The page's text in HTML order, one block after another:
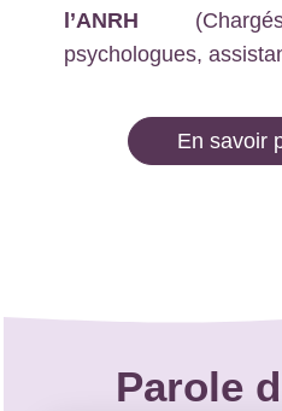
l’ANRH
psychologues,
En savoir
Parole